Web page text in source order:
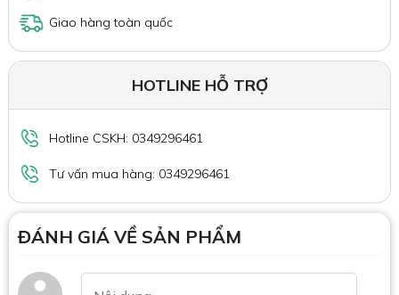
Giao hàng toàn quốc
HOTLINE HỖ TRỢ
Hotline CSKH: 0349296461
Tư vấn mua hàng: 0349296461
ĐÁNH GIÁ VỀ SẢN PHẨM